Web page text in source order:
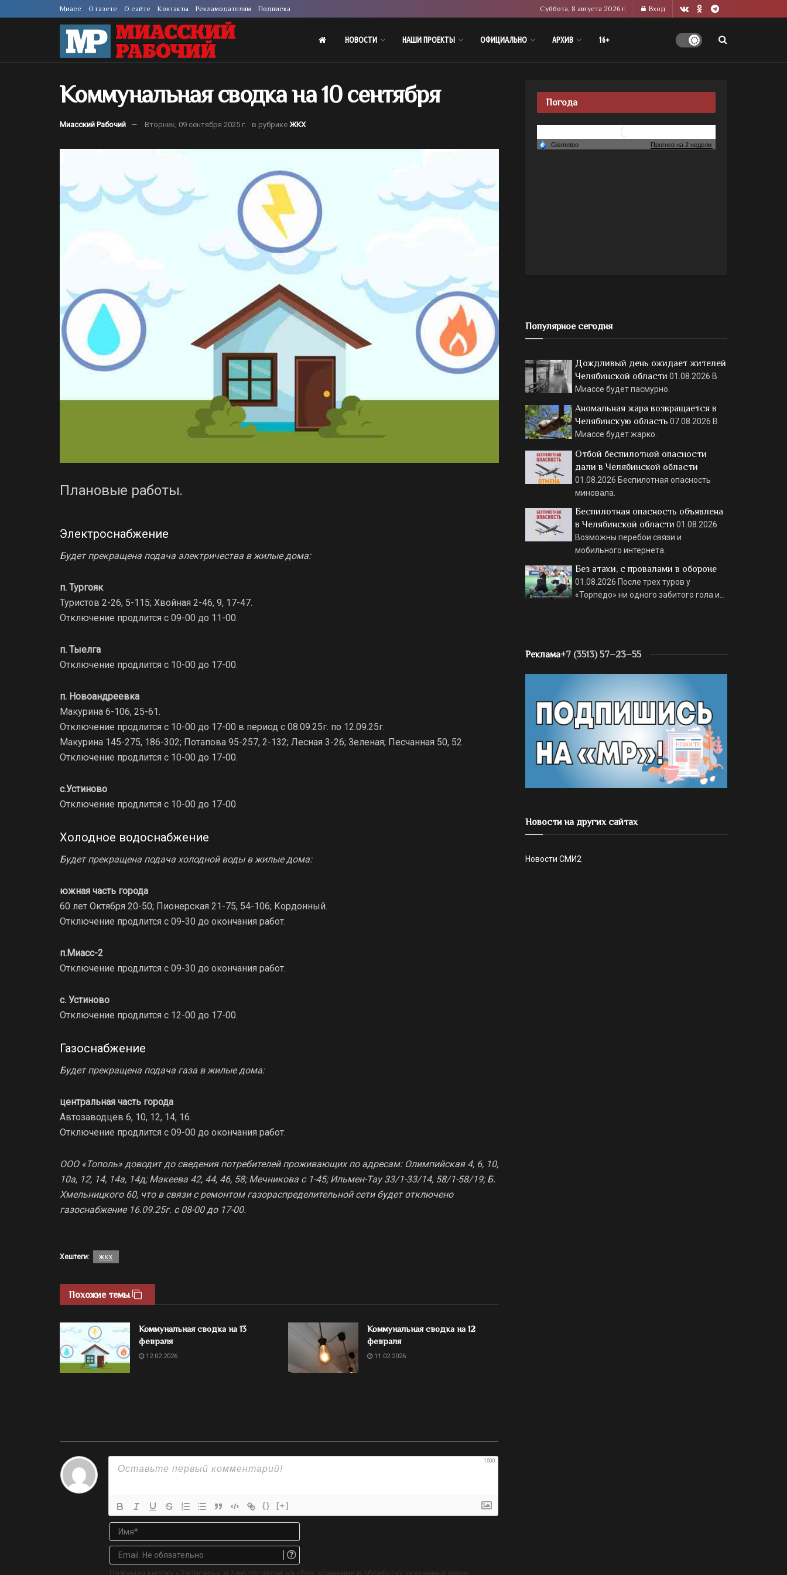
Миасс О газете О сайте Контакты Рекламодателям Подписка Суббота, 8 августа 2026 г. Вход
НОВОСТИ НАШИ ПРОЕКТЫ ОФИЦИАЛЬНО АРХИВ 16+
Коммунальная сводка на 10 сентября
Миасский Рабочий Вторник, 09 сентября 2025 г. в рубрике ЖКХ
Плановые работы.
Электроснабжение
Будет прекращена подача электричества в жилые дома:
п. Тургояк
Туристов 2-26, 5-115; Хвойная 2-46, 9, 17-47.
Отключение продлится с 09-00 до 11-00.
п. Тыелга
Отключение продлится с 10-00 до 17-00.
п. Новоандреевка
Макурина 6-106, 25-61.
Отключение продлится с 10-00 до 17-00 в период с 08.09.25г. по 12.09.25г.
Макурина 145-275, 186-302; Потапова 95-257, 2-132; Лесная 3-26; Зеленая; Песчанная 50, 52.
Отключение продлится с 10-00 до 17-00.
с.Устиново
Отключение продлится с 10-00 до 17-00.
Холодное водоснабжение
Будет прекращена подача холодной воды в жилые дома:
южная часть города
60 лет Октября 20-50; Пионерская 21-75, 54-106; Кордонный.
Отключение продлится с 09-30 до окончания работ.
п.Миасс-2
Отключение продлится с 09-30 до окончания работ.
с. Устиново
Отключение продлится с 12-00 до 17-00.
Газоснабжение
Будет прекращена подача газа в жилые дома:
центральная часть города
Автозаводцев 6, 10, 12, 14, 16.
Отключение продлится с 09-00 до окончания работ.
ООО «Тополь» доводит до сведения потребителей проживающих по адресам: Олимпийская 4, 6, 10,
10а, 12, 14, 14а, 14д; Макеева 42, 44, 46, 58; Мечникова с 1-45; Ильмен-Тау 33/1-33/14, 58/1-58/19; Б.
Хмельницкого 60, что в связи с ремонтом газораспределительной сети будет отключено
газоснабжение 16.09.25г. с 08-00 до 17-00.
Хештеги: жкх
Похожие темы
Коммунальная сводка на 13
февраля
12.02.2026
Коммунальная сводка на 12
февраля
11.02.2026
1500
{} [+]
Имя*
Email.
обязательно
Нажимая кнопку «Записать», я даю согласие на сбор, хранение и обработку указанных мною
Погода
Популярное сегодня
Дождливый день ожидает жителей
Челябинской области 01.08.2026 В
Миассе будет пасмурно.
Аномальная жара возвращается в
Челябинскую область 07.08.2026 В
Миассе будет жарко.
Отбой беспилотной опасности
дали в Челябинской области
01.08.2026 Беспилотная опасность
миновала.
Беспилотная опасность объявлена
в Челябинской области 01.08.2026
Возможны перебои связи и
мобильного интернета.
Без атаки, с провалами в обороне
01.08.2026 После трех туров у
«Торпедо» ни одного забитого гола и…
Реклама+7 (3513) 57–23–55
Новости на других сайтах
Новости СМИ2